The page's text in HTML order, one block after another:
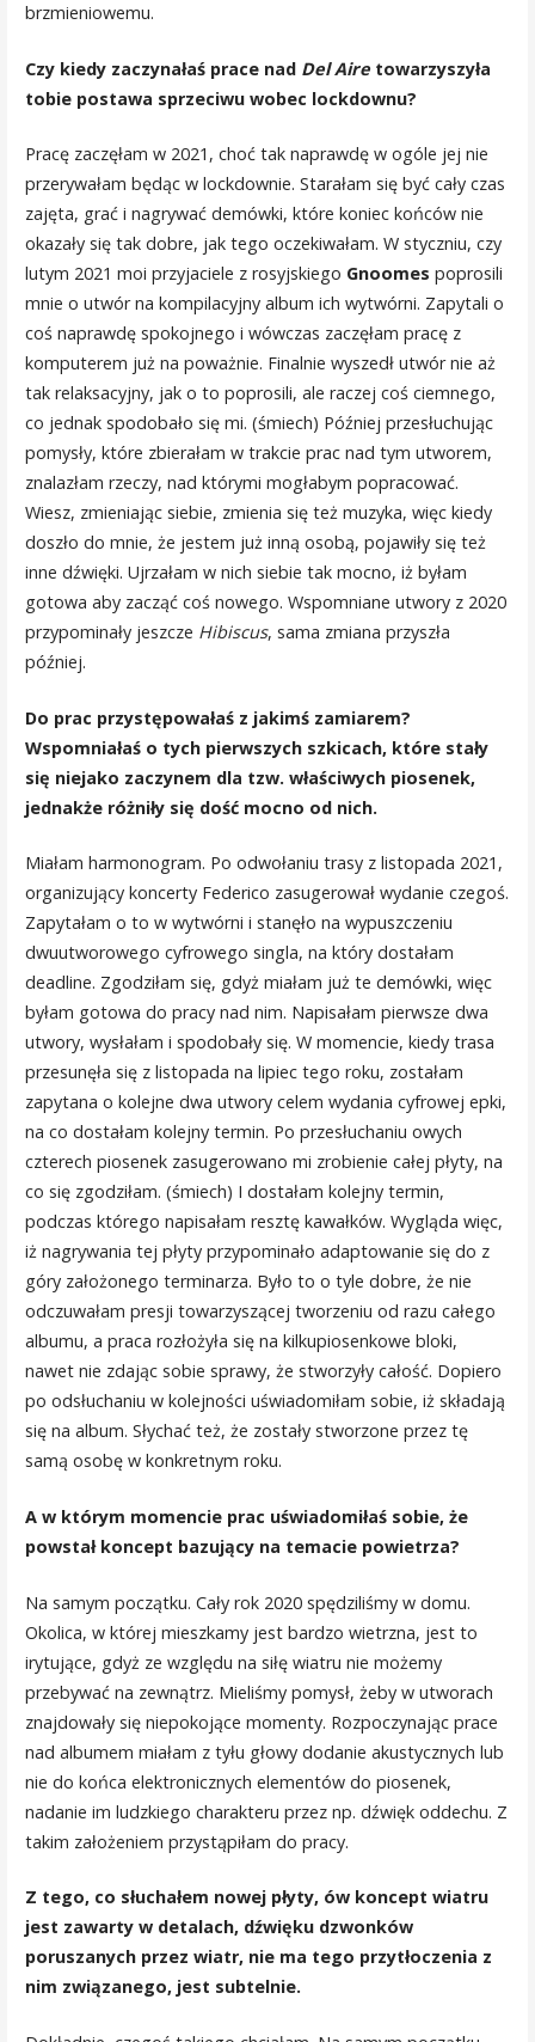
brzmieniowemu.
Czy kiedy zaczynałaś prace nad Del Airetowarzyszyła
tobie postawa sprzeciwu wobec lockdownu?
Pracę zaczęłam w 2021, choć tak naprawdę w ogóle jej nie
przerywałam będąc w lockdownie. Starałam się być cały czas
zajęta, grać i nagrywać demówki, które koniec końców nie
okazały się tak dobre, jak tego oczekiwałam. W styczniu, czy
lutym 2021 moi przyjaciele z rosyjskiego Gnoomes poprosili
mnie o utwór na kompilacyjny album ich wytwórni. Zapytali o
coś naprawdę spokojnego i wówczas zaczęłam pracę z
komputerem już na poważnie. Finalnie wyszedł utwór nie aż
tak relaksacyjny, jak o to poprosili, ale raczej coś ciemnego,
co jednak spodobało się mi. (śmiech) Później przesłuchując
pomysły, które zbierałam w trakcie prac nad tym utworem,
znalazłam rzeczy, nad którymi mogłabym popracować.
Wiesz, zmieniając siebie, zmienia się też muzyka, więc kiedy
doszło do mnie, że jestem już inną osobą, pojawiły się też
inne dźwięki. Ujrzałam w nich siebie tak mocno, iż byłam
gotowa aby zacząć coś nowego. Wspomniane utwory z 2020
przypominały jeszcze Hibiscus, sama zmiana przyszła
później.
Do prac przystępowałaś z jakimś zamiarem?
Wspomniałaś o tych pierwszych szkicach, które stały
się niejako zaczynem dla tzw. właściwych piosenek,
jednakże różniły się dość mocno od nich.
Miałam harmonogram. Po odwołaniu trasy z listopada 2021,
organizujący koncerty Federico zasugerował wydanie czegoś.
Zapytałam o to w wytwórni i stanęło na wypuszczeniu
dwuutworowego cyfrowego singla, na który dostałam
deadline. Zgodziłam się, gdyż miałam już te demówki, więc
byłam gotowa do pracy nad nim. Napisałam pierwsze dwa
utwory, wysłałam i spodobały się. W momencie, kiedy trasa
przesunęła się z listopada na lipiec tego roku, zostałam
zapytana o kolejne dwa utwory celem wydania cyfrowej epki,
na co dostałam kolejny termin. Po przesłuchaniu owych
czterech piosenek zasugerowano mi zrobienie całej płyty, na
co się zgodziłam. (śmiech) I dostałam kolejny termin,
podczas którego napisałam resztę kawałków. Wygląda więc,
iż nagrywania tej płyty przypominało adaptowanie się do z
góry założonego terminarza. Było to o tyle dobre, że nie
odczuwałam presji towarzyszącej tworzeniu od razu całego
albumu, a praca rozłożyła się na kilkupiosenkowe bloki,
nawet nie zdając sobie sprawy, że stworzyły całość. Dopiero
po odsłuchaniu w kolejności uświadomiłam sobie, iż składają
się na album. Słychać też, że zostały stworzone przez tę
samą osobę w konkretnym roku.
A w którym momencie prac uświadomiłaś sobie, że
powstał koncept bazujący na temacie powietrza?
Na samym początku. Cały rok 2020 spędziliśmy w domu.
Okolica, w której mieszkamy jest bardzo wietrzna, jest to
irytujące, gdyż ze względu na siłę wiatru nie możemy
przebywać na zewnątrz. Mieliśmy pomysł, żeby w utworach
znajdowały się niepokojące momenty. Rozpoczynając prace
nad albumem miałam z tyłu głowy dodanie akustycznych lub
nie do końca elektronicznych elementów do piosenek,
nadanie im ludzkiego charakteru przez np. dźwięk oddechu. Z
takim założeniem przystąpiłam do pracy.
Z tego, co słuchałem nowej płyty, ów koncept wiatru
jest zawarty w detalach, dźwięku dzwonków
poruszanych przez wiatr, nie ma tego przytłoczenia z
nim związanego, jest subtelnie.